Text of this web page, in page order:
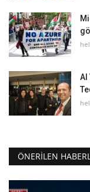
AI
ÖNERILEN